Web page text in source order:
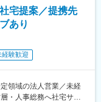
だいた後、将来的に
ンバーの採用や育成に
ジャーとして入社いた
キャリアアップを目指
ムなど幅広い建築サー
。
宅提案／提携先
あり
経験歓迎
領域の法人営業／未経
・人事総務へ社宅サー